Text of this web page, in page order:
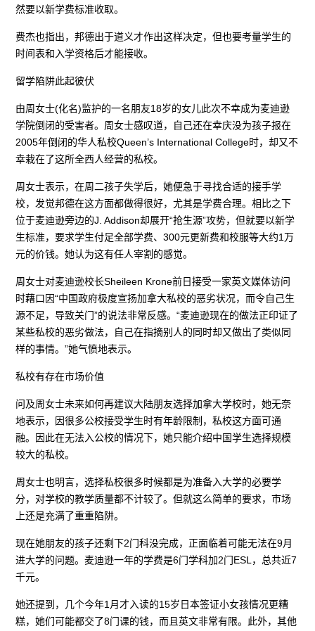
然要以新学费标准收取。
费杰也指出，邦德出于道义才作出这样决定，但也要考量学生的
时间表和入学资格后才能接收。
留学陷阱此起彼伏
由周女士(化名)监护的一名朋友18岁的女儿此次不幸成为麦迪逊
学院倒闭的受害者。周女士感叹道，自己还在幸庆没为孩子报在
2005年倒闭的华人私校Queen’s International College时，却又不
幸栽在了这所全西人经营的私校。
周女士表示，在周二孩子失学后，她便急于寻找合适的接手学
校，发觉邦德在这方面都做得很好，尤其是学费合理。相比之下
位于麦迪逊旁边的J. Addison却展开“抢生源”攻势，但就要以新学
生标准，要求学生付足全部学费、300元更新费和校服等大约1万
元的价钱。她认为这有任人宰割的感觉。
周女士对麦迪逊校长Sheileen Krone前日接受一家英文媒体访问
时藉口因“中国政府极度宣扬加拿大私校的恶劣状况，而令自己生
源不足，导致关门”的说法非常反感。“麦迪逊现在的做法正印证了
某些私校的恶劣做法，自己在指摘别人的同时却又做出了类似同
样的事情。”她气愤地表示。
私校有存在市场价值
问及周女士未来如何再建议大陆朋友选择加拿大学校时，她无奈
地表示，因很多公校接受学生时有年龄限制，私校这方面可通
融。因此在无法入公校的情况下，她只能介绍中国学生选择规模
较大的私校。
周女士也明言，选择私校很多时候都是为准备入大学的必要学
分，对学校的教学质量都不计较了。但就这么简单的要求，市场
上还是充满了重重陷阱。
现在她朋友的孩子还剩下2门科没完成，正面临着可能无法在9月
进大学的问题。麦迪逊一年的学费是6门学科加2门ESL，总共近7
千元。
她还提到，几个今年1月才入读的15岁日本签证小女孩情况更糟
糕，她们可能都交了8门课的钱，而且英文非常有限。此外，其他